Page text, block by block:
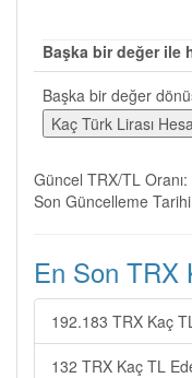
Başka bir değer ile
Başka bir değer
Güncel TRX/TL
Son Güncelleme
En Son TRX
192.183 TRX Kaç
132 TRX Kaç TL